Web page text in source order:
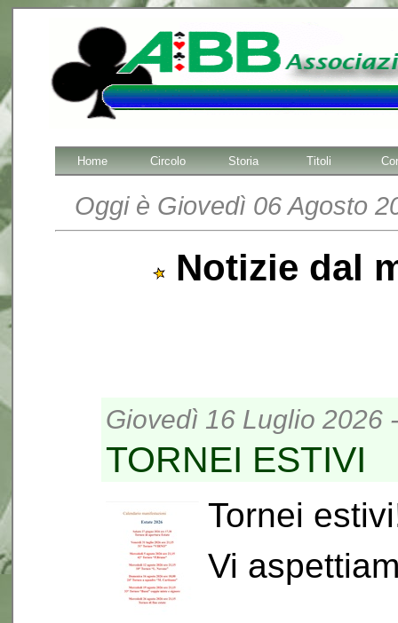
Home Circolo Storia Titoli
Oggi è Giovedì 06 Agosto
Notizie dal
Giovedì 16 Luglio 2026
TORNEI ESTIVI
Tornei
Vi